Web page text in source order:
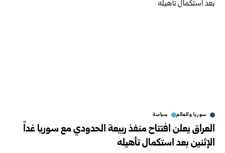
سوريا والعالم سياسة
العراق يعلن افتتاح منفذ ربيعة الحدودي مع سوريا غداً
الإثنين بعد استكمال تأهيله